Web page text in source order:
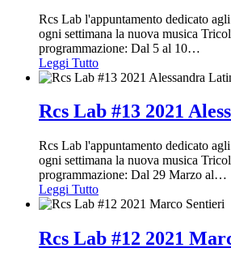
Rcs Lab l'appuntamento dedicato
ogni settimana la nuova musica
programmazione: Dal 5 al 10…
Leggi Tutto
Rcs Lab #13 2021
Rcs Lab l'appuntamento dedicato
ogni settimana la nuova musica
programmazione: Dal 29 Marzo al…
Leggi Tutto
Rcs Lab #12 2021